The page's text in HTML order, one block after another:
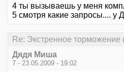
4 ты вызываешь у меня
5 смотря какие запросы.... у
Re: Экстренное торможение
Дядя Миша
7 - 23.05.2009 - 19:02